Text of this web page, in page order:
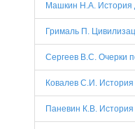
Машкин Н.А. История
Грималь П.
Сергеев В.С. Очерки
Ковалев С.И.
Паневин К.В.